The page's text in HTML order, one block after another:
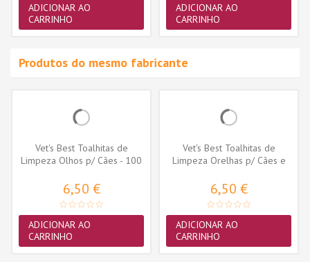
ADICIONAR AO
CARRINHO
ADICIONAR AO
CARRINHO
Produtos do mesmo fabricante
Vet's Best Toalhitas de
Limpeza Olhos p/ Cães - 100
6,50 €
ADICIONAR AO
CARRINHO
Vet's Best Toalhitas de
Limpeza Orelhas p/ Cães e
6,50 €
ADICIONAR AO
CARRINHO